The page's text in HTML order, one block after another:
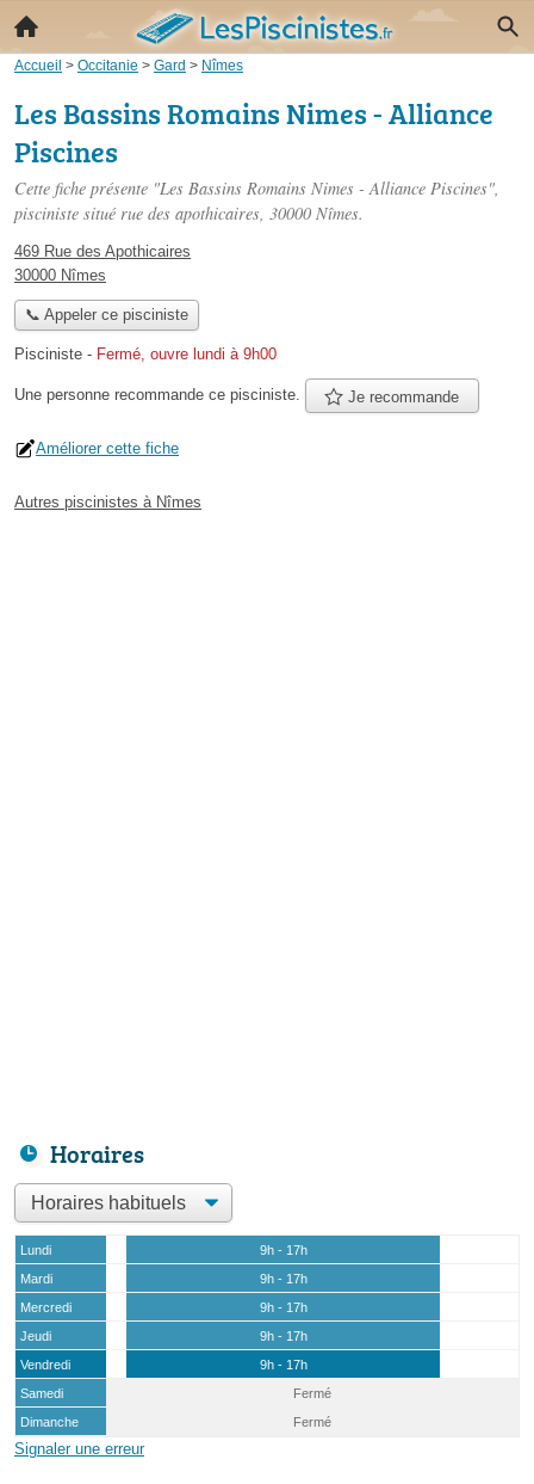
Accueil > Occitanie > Gard > Nîmes
Les Bassins Romains Nimes - Alliance
Piscines
Cette fiche présente "Les Bassins Romains Nimes - Alliance Piscines",
pisciniste situé rue des apothicaires, 30000 Nîmes.
469 Rue des Apothicaires
30000 Nîmes
📞 Appeler ce pisciniste
Pisciniste - Fermé, ouvre lundi à 9h00
Une personne recommande ce pisciniste. Je recommande
Améliorer cette fiche
Autres piscinistes à Nîmes
Horaires
Lundi
9h - 17h
Mardi
9h - 17h
Mercredi
9h - 17h
Jeudi
9h - 17h
Vendredi
9h - 17h
Samedi
Fermé
Dimanche
Fermé
Signaler une erreur